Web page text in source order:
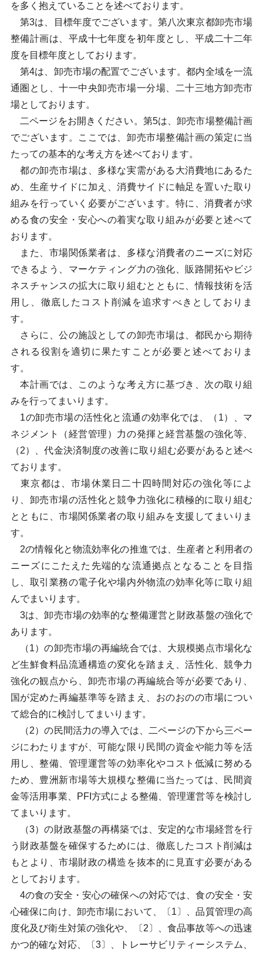
を多く抱えていることを述べております。
第3は、目標年度でございます。第八次東京都卸売市場
整備計画は、平成十七年度を初年度とし、平成二十二年
度を目標年度としております。
第4は、卸売市場の配置でございます。都内全域を一流
通圏とし、十一中央卸売市場一分場、二十三地方卸売市
場としております。
二ページをお開きください。第5は、卸売市場整備計画
でございます。ここでは、卸売市場整備計画の策定に当
たっての基本的な考え方を述べております。
都の卸売市場は、多様な実需がある大消費地にあるた
め、生産サイドに加え、消費サイドに軸足を置いた取り
組みを行っていく必要がございます。特に、消費者が求
める食の安全・安心への着実な取り組みが必要と述べて
おります。
また、市場関係業者は、多様な消費者のニーズに対応
できるよう、マーケティング力の強化、販路開拓やビジ
ネスチャンスの拡大に取り組むとともに、情報技術を活
用し、徹底したコスト削減を追求すべきとしておりま
す。
さらに、公の施設としての卸売市場は、都民から期待
される役割を適切に果たすことが必要と述べておりま
す。
本計画では、このような考え方に基づき、次の取り組
みを行ってまいります。
1の卸売市場の活性化と流通の効率化では、（1）、マ
ネジメント（経営管理）力の発揮と経営基盤の強化等、
（2）、代金決済制度の改善に取り組む必要があると述べ
ております。
東京都は、市場休業日二十四時間対応の強化等によ
り、卸売市場の活性化と競争力強化に積極的に取り組む
とともに、市場関係業者の取り組みを支援してまいりま
す。
2の情報化と物流効率化の推進では、生産者と利用者の
ニーズにこたえた先端的な流通拠点となることを目指
し、取引業務の電子化や場内外物流の効率化等に取り組
んでまいります。
3は、卸売市場の効率的な整備運営と財政基盤の強化で
あります。
（1）の卸売市場の再編統合では、大規模拠点市場化な
ど生鮮食料品流通構造の変化を踏まえ、活性化、競争力
強化の観点から、卸売市場の再編統合等が必要であり、
国が定めた再編基準等を踏まえ、おのおのの市場につい
て総合的に検討してまいります。
（2）の民間活力の導入では、二ページの下から三ペー
ジにわたりますが、可能な限り民間の資金や能力等を活
用し、整備、管理運営等の効率化やコスト低減に努める
ため、豊洲新市場等大規模な整備に当たっては、民間資
金等活用事業、PFI方式による整備、管理運営等を検討し
てまいります。
（3）の財政基盤の再構築では、安定的な市場経営を行
う財政基盤を確保するためには、徹底したコスト削減は
もとより、市場財政の構造を抜本的に見直す必要がある
としております。
4の食の安全・安心の確保への対応では、食の安全・安
心確保に向け、卸売市場において、〔1〕、品質管理の高
度化及び衛生対策の強化や、〔2〕、食品事故等への迅速
かつ的確な対応、〔3〕、トレーサビリティーシステム、